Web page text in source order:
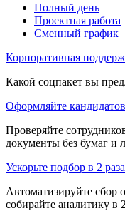
Полный день
Проектная работа
Сменный график
Корпоративная
Какой соцпакет вы
Оформляйте
Проверяйте
документы без бумаг и
Ускорьте подбор в 2
Автоматизируйте сбор
собирайте аналитику в